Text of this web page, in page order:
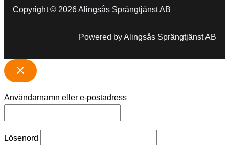
Copyright © 2026 Alingsås Sprängtjänst AB
Powered by Alingsås Sprängtjänst AB
Användarnamn eller e-postadress
Lösenord